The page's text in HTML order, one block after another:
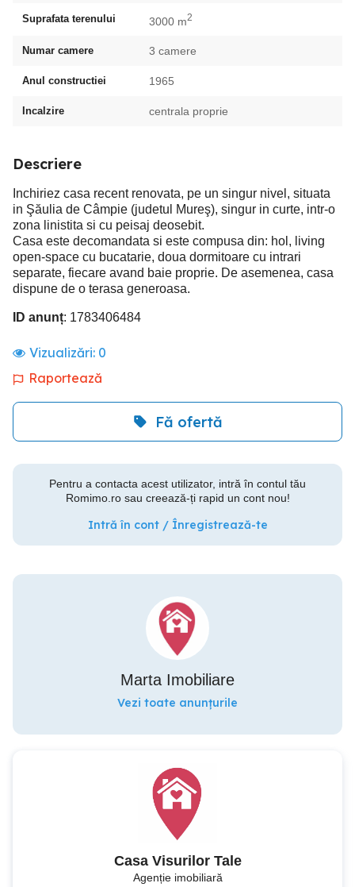
Suprafata terenului 3000 m2
Numar camere 3 camere
Anul constructiei 1965
Incalzire centrala proprie
Descriere
Inchiriez casa recent renovata, pe un singur nivel, situata
in Şăulia de Câmpie (judetul Mureş), singur in curte, intr-o
zona linistita si cu peisaj deosebit.
Casa este decomandata si este compusa din: hol, living
open-space cu bucatarie, doua dormitoare cu intrari
separate, fiecare avand baie proprie. De asemenea, casa
dispune de o terasa generoasa.
ID anunț: 1783406484
Vizualizări: 0
Raportează
Fă ofertă
Pentru a contacta acest utilizator, intră în contul tău
Romimo.ro sau creează-ți rapid un cont nou!
Intră în cont / Înregistrează-te
Marta Imobiliare
Vezi toate anunțurile
Casa Visurilor Tale
Agenție imobiliară